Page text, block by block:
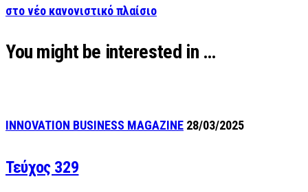
στο νέο κανονιστικό πλαίσιο
You might be interested in …
INNOVATION BUSINESS MAGAZINE 28/03/2025
Τεύχος 329